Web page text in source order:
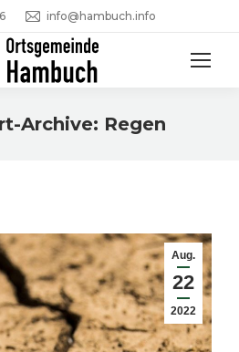
info@hambuch.info
Archive: Regen
Aug.
22
2022